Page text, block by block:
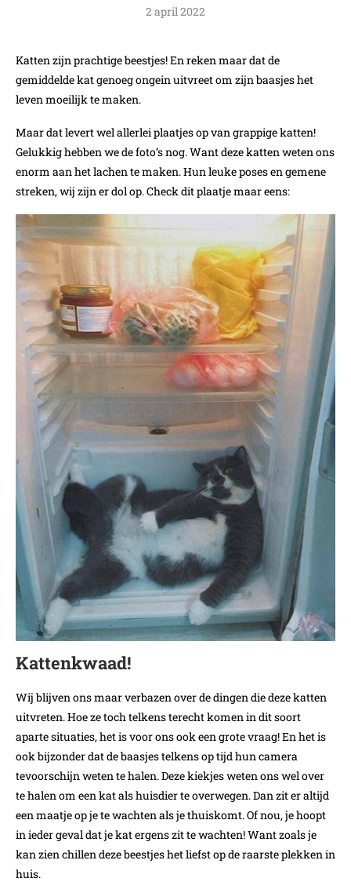
2 april 2022
Katten zijn prachtige beestjes! En reken maar dat de
gemiddelde kat genoeg ongein uitvreet om zijn baasjes het
leven moeilijk te maken.
Maar dat levert wel allerlei plaatjes op van grappige katten!
Gelukkig hebben we de foto’s nog. Want deze katten weten ons
enorm aan het lachen te maken. Hun leuke poses en gemene
streken, wij zijn er dol op. Check dit plaatje maar eens:
Kattenkwaad!
Wij blijven ons maar verbazen over de dingen die deze katten
uitvreten. Hoe ze toch telkens terecht komen in dit soort
aparte situaties, het is voor ons ook een grote vraag! En het is
ook bijzonder dat de baasjes telkens op tijd hun camera
tevoorschijn weten te halen. Deze kiekjes weten ons wel over
te halen om een kat als huisdier te overwegen. Dan zit er altijd
een maatje op je te wachten als je thuiskomt. Of nou, je hoopt
in ieder geval dat je kat ergens zit te wachten! Want zoals je
kan zien chillen deze beestjes het liefst op de raarste plekken in
huis.